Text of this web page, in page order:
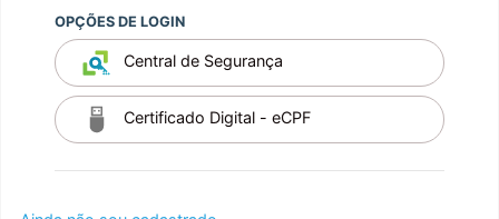
OPÇÕES DE LOGIN
Central de Segurança
Certificado Digital - eCPF